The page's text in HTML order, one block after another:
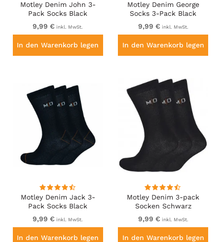
Motley Denim John 3-
Pack Socks Black
9,99 € inkl. MwSt.
In den Warenkorb legen
Motley Denim George
Socks 3-Pack Black
9,99 € inkl. MwSt.
In den Warenkorb legen
Motley Denim Jack 3-
Pack Socks Black
9,99 € inkl. MwSt.
In den Warenkorb legen
Motley Denim 3-pack
Socken Schwarz
9,99 € inkl. MwSt.
In den Warenkorb legen